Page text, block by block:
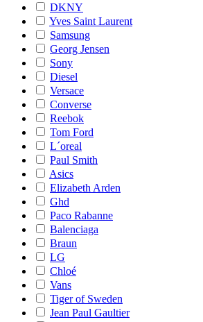
DKNY
Yves Saint Laurent
Samsung
Georg Jensen
Sony
Diesel
Versace
Converse
Reebok
Tom Ford
L´oreal
Paul Smith
Asics
Elizabeth Arden
Ghd
Paco Rabanne
Balenciaga
Braun
LG
Chloé
Vans
Tiger of Sweden
Jean Paul Gaultier